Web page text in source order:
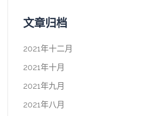
文章归档
2021年十二月
2021年十月
2021年九月
2021年八月